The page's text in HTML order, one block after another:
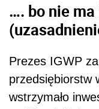
…. bo nie
Prezes IGWP
przedsiębiorstw
wstrzymało